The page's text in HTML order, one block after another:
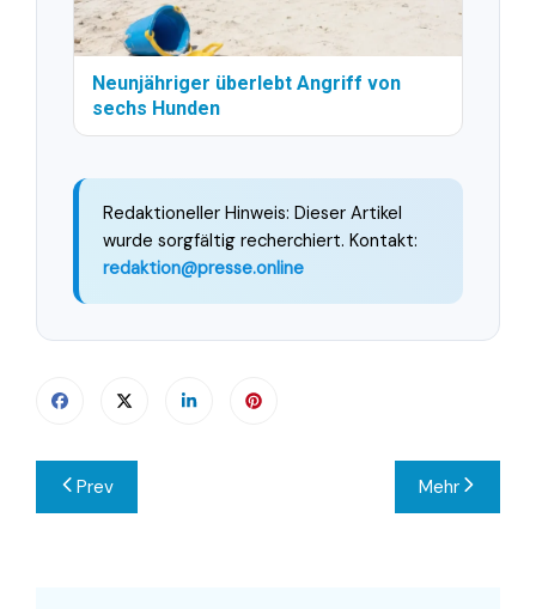
Neunjähriger überlebt Angriff von
sechs Hunden
Redaktioneller Hinweis: Dieser Artikel
wurde sorgfältig recherchiert. Kontakt:
redaktion@presse.online
Beitragsnavigation
Prev Mehr